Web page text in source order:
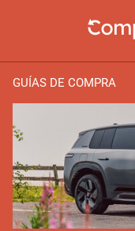
GUÍAS DE COMPRA